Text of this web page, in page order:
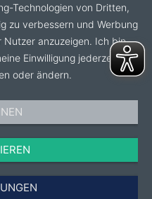
Technologien von Dritten,
zu verbessern und Werbung
anzuzeigen. Ich bin
Einwilligung jederzeit mit
oder ändern.